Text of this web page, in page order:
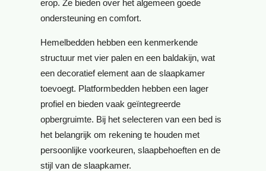
erop. Ze bieden over het algemeen goede
ondersteuning en comfort.
Hemelbedden hebben een kenmerkende
structuur met vier palen en een baldakijn, wat
een decoratief element aan de slaapkamer
toevoegt. Platformbedden hebben een lager
profiel en bieden vaak geïntegreerde
opbergruimte. Bij het selecteren van een bed is
het belangrijk om rekening te houden met
persoonlijke voorkeuren, slaapbehoeften en de
stijl van de slaapkamer.